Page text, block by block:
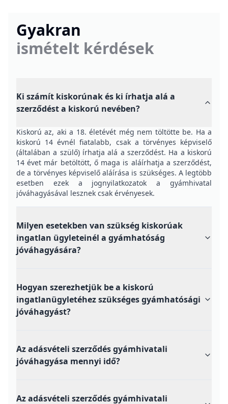
Gyakran
ismételt kérdések
Ki számít kiskorúnak és ki írhatja alá a
szerződést a kiskorú nevében?
Kiskorú az, aki a 18. életévét még nem töltötte be. Ha a
kiskorú 14 évnél fiatalabb, csak a törvényes képviselő
(általában a szülő) írhatja alá a szerződést. Ha a kiskorú
14 évet már betöltött, ő maga is aláírhatja a szerződést,
de a törvényes képviselő aláírása is szükséges. A legtöbb
esetben ezek a jognyilatkozatok a gyámhivatal
jóváhagyásával lesznek csak érvényesek.
Milyen esetekben van szükség kiskorúak
ingatlan ügyleteinél a gyámhatóság
jóváhagyására?
Hogyan szerezhetjük be a kiskorú
ingatlanügyletéhez szükséges gyámhatósági
jóváhagyást?
Az adásvételi szerződés gyámhivatali
jóváhagyása mennyi idő?
Az adásvételi szerződés gyámhivatali